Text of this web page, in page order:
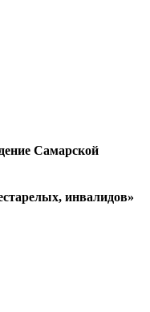
Самарской
инвалидов»